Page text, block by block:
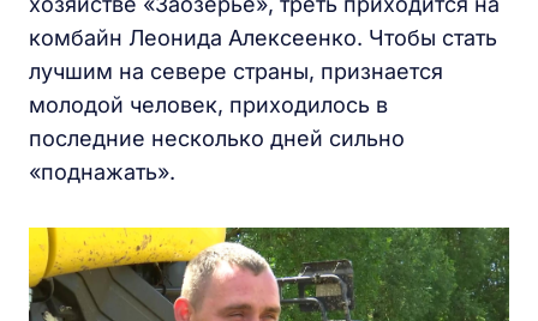
комбайн Леонида Алексеенко. Чтобы стать
лучшим на севере страны, признается
молодой человек, приходилось в
последние несколько дней сильно
«поднажать».